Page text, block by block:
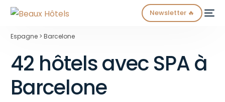
Newsletter 🔥
Espagne > Barcelone
42 hôtels avec SPA à
Barcelone